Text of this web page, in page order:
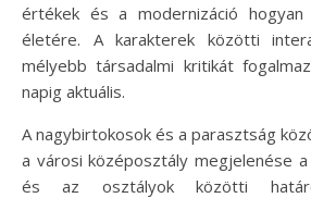
értékek és a modernizáció
életére. A karakterek közötti
mélyebb társadalmi kritikát
napig aktuális.
A nagybirtokosok és a parasztság
a városi középosztály megjelenése
és az osztályok közötti